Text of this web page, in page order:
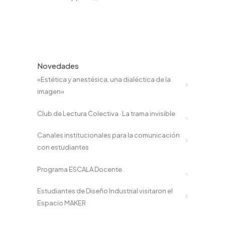
Novedades
«Estética y anestésica, una dialéctica de la
imagen»
Club de Lectura Colectiva · La trama invisible
Canales institucionales para la comunicación
con estudiantes
Programa ESCALA Docente
Estudiantes de Diseño Industrial visitaron el
Espacio MAKER